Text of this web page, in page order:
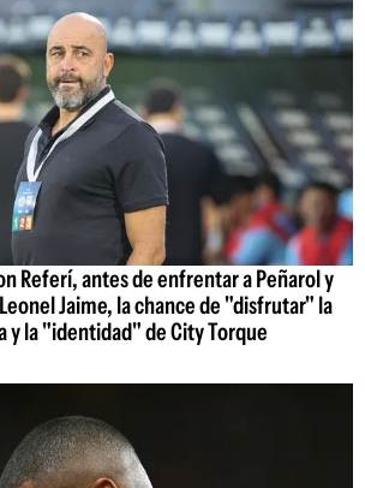
Referí, antes de enfrentar a Peñarol y
Jaime, la chance de "disfrutar" la
y la "identidad" de City Torque